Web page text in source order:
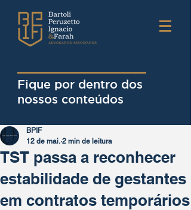
Fique por dentro dos
nossos conteúdos
TST passa a reconhecer
estabilidade de gestantes
em contratos temporários
BPIF
12 de mai. 2 min de leitura